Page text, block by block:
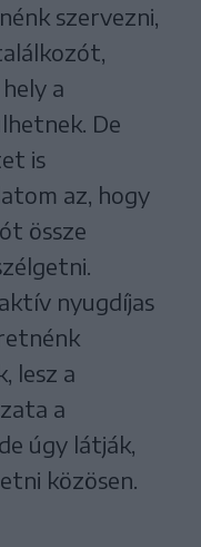
szervezni,
a
De
is
az, hogy
össze
nyugdíjas
lesz a
a
úgy látják,
közösen.